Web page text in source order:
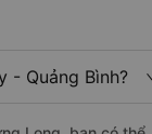
- Quảng Bình?